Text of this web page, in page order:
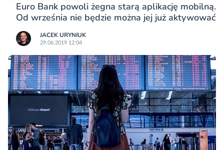
Euro Bank powoli żegna starą aplikację mobilną.
Od września nie będzie można jej już aktywować
JACEK URYNIUK
29.06.2019 12:04